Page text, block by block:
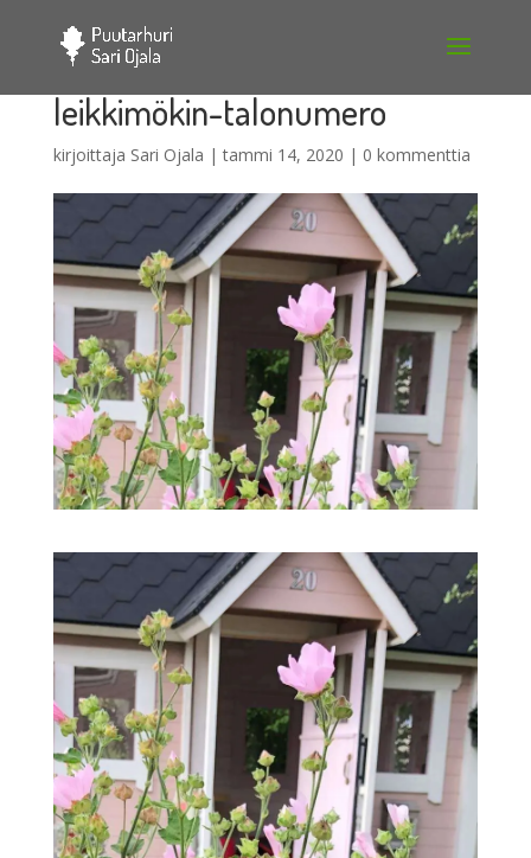
leikkimökin-talonumero
kirjoittaja Sari Ojala |tammi 14, 2020 | 0 kommenttia